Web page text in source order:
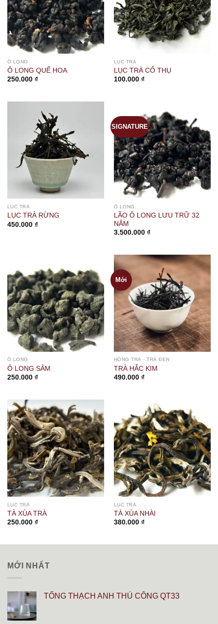
Ô LONG
Ô LONG QUẾ HOA
250.000 ₫
LỤC TRÀ
LỤC TRÀ CỔ THỤ
100.000 ₫
LỤC TRÀ
LỤC TRÀ RỪNG
450.000 ₫
SIGNATURE
Ô LONG
LÃO Ô LONG LƯU TRỮ 32
NĂM
3.500.000 ₫
Ô LONG
Ô LONG SÂM
250.000 ₫
Mới
HỒNG TRÀ - TRÀ ĐEN
TRÀ HẮC KIM
490.000 ₫
LỤC TRÀ
TÀ XÙA TRÀ
250.000 ₫
LỤC TRÀ
TÀ XÙA NHÀI
380.000 ₫
MỚI NHẤT
TỐNG THẠCH ANH THỦ CÔNG QT33